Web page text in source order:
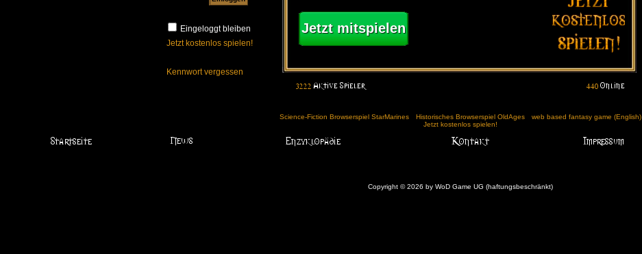
Eingeloggt bleiben
Jetzt kostenlos spielen!
Kennwort vergessen
Jetzt mitspielen
Science-Fiction Browserspiel StarMarines Historisches Browserspiel OldAges
web based fantasy game (English)
Jetzt kostenlos spielen!
Copyright © 2026 by WoD Game UG (haftungsbeschränkt)